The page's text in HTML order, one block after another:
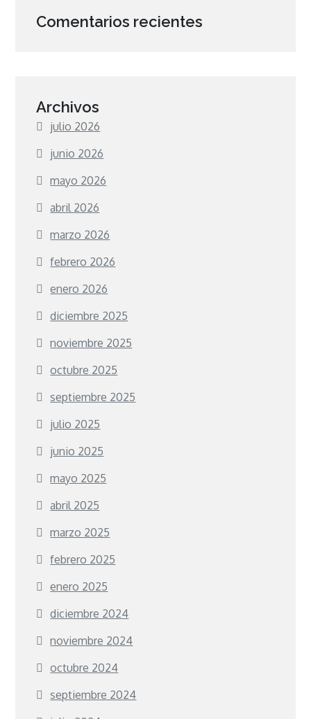
Comentarios recientes
Archivos
julio 2026
junio 2026
mayo 2026
abril 2026
marzo 2026
febrero 2026
enero 2026
diciembre 2025
noviembre 2025
octubre 2025
septiembre 2025
julio 2025
junio 2025
mayo 2025
abril 2025
marzo 2025
febrero 2025
enero 2025
diciembre 2024
noviembre 2024
octubre 2024
septiembre 2024